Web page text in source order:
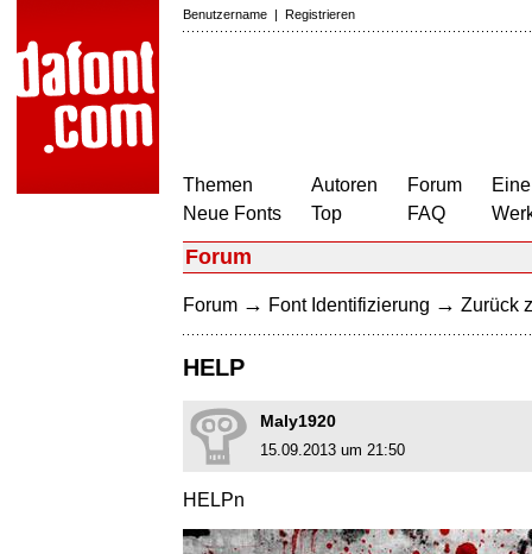
Benutzername | Registrieren
Themen
Neue Fonts
Autoren
Top
Forum
FAQ
Forum
Forum → Font Identifizierung → Zurück
HELP
Maly1920
15.09.2013 um 21:50
HELPn